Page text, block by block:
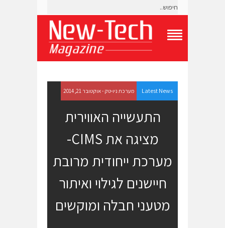
g
l
e
N
Latest News מערכת ניו-טק - אוקטובר 21, 2014
התעשייה האווירית
מציגה את CIMS-
מערכת ייחודית מרובת
חיישנים לגילוי ואיתור
מטעני חבלה ומוקשים